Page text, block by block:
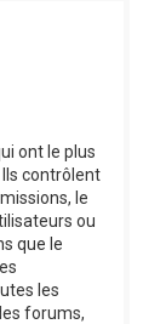
ont le plus
contrôlent
le
ou
que le
les
forums,